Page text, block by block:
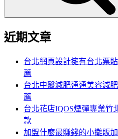
近期文章
台北網頁設計擁有台北票
薦
台北中醫減肥通通美容減
薦
台北花店IQOS煙彈專業竹
款
加盟什麼最賺錢的小攤販